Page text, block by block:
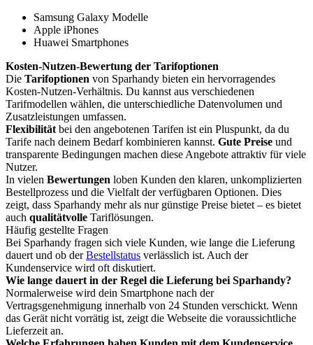
Samsung Galaxy Modelle
Apple iPhones
Huawei Smartphones
Kosten-Nutzen-Bewertung der Tarifoptionen
Die Tarifoptionen von Sparhandy bieten ein hervorragendes
Kosten-Nutzen-Verhältnis. Du kannst aus verschiedenen
Tarifmodellen wählen, die unterschiedliche Datenvolumen und
Zusatzleistungen umfassen.
Flexibilität bei den angebotenen Tarifen ist ein Pluspunkt, da du
Tarife nach deinem Bedarf kombinieren kannst. Gute Preise und
transparente Bedingungen machen diese Angebote attraktiv für viele
Nutzer.
In vielen Bewertungen loben Kunden den klaren, unkomplizierten
Bestellprozess und die Vielfalt der verfügbaren Optionen. Dies
zeigt, dass Sparhandy mehr als nur günstige Preise bietet – es bietet
auch qualitätvolle Tariflösungen.
Häufig gestellte Fragen
Bei Sparhandy fragen sich viele Kunden, wie lange die Lieferung
dauert und ob derBestellstatus verlässlich ist. Auch der
Kundenservice wird oft diskutiert.
Wie lange dauert in der Regel die Lieferung bei Sparhandy?
Normalerweise wird dein Smartphone nach der
Vertragsgenehmigung innerhalb von 24 Stunden verschickt. Wenn
das Gerät nicht vorrätig ist, zeigt die Webseite die voraussichtliche
Lieferzeit an.